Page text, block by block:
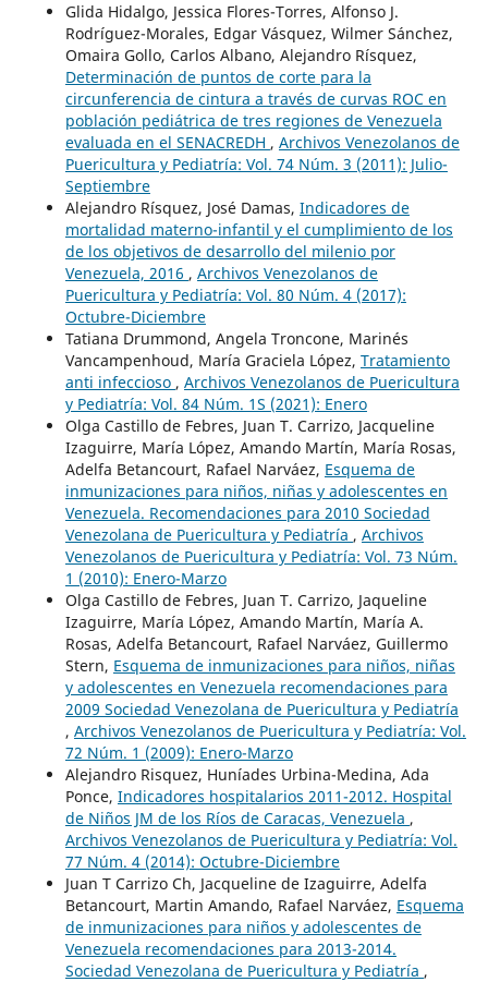
Glida Hidalgo, Jessica Flores-Torres, Alfonso J.
Rodríguez-Morales, Edgar Vásquez, Wilmer Sánchez,
Omaira Gollo, Carlos Albano, Alejandro Rísquez,
Determinación de puntos de corte para la
circunferencia de cintura a través de curvas ROC en
población pediátrica de tres regiones de Venezuela
evaluada en el SENACREDH , Archivos Venezolanos de
Puericultura y Pediatría: Vol. 74 Núm. 3 (2011): Julio-
Septiembre
Alejandro Rísquez, José Damas, Indicadores de
mortalidad materno-infantil y el cumplimiento de los
de los objetivos de desarrollo del milenio por
Venezuela, 2016 , Archivos Venezolanos de
Puericultura y Pediatría: Vol. 80 Núm. 4 (2017):
Octubre-Diciembre
Tatiana Drummond, Angela Troncone, Marinés
Vancampenhoud, María Graciela López, Tratamiento
anti infeccioso , Archivos Venezolanos de Puericultura
y Pediatría: Vol. 84 Núm. 1S (2021): Enero
Olga Castillo de Febres, Juan T. Carrizo, Jacqueline
Izaguirre, María López, Amando Martín, María Rosas,
Adelfa Betancourt, Rafael Narváez, Esquema de
inmunizaciones para niños, niñas y adolescentes en
Venezuela. Recomendaciones para 2010 Sociedad
Venezolana de Puericultura y Pediatría , Archivos
Venezolanos de Puericultura y Pediatría: Vol. 73 Núm.
1 (2010): Enero-Marzo
Olga Castillo de Febres, Juan T. Carrizo, Jaqueline
Izaguirre, María López, Amando Martín, María A.
Rosas, Adelfa Betancourt, Rafael Narváez, Guillermo
Stern, Esquema de inmunizaciones para niños, niñas
y adolescentes en Venezuela recomendaciones para
2009 Sociedad Venezolana de Puericultura y Pediatría
, Archivos Venezolanos de Puericultura y Pediatría: Vol.
72 Núm. 1 (2009): Enero-Marzo
Alejandro Risquez, Huníades Urbina-Medina, Ada
Ponce, Indicadores hospitalarios 2011-2012. Hospital
de Niños JM de los Ríos de Caracas, Venezuela ,
Archivos Venezolanos de Puericultura y Pediatría: Vol.
77 Núm. 4 (2014): Octubre-Diciembre
Juan T Carrizo Ch, Jacqueline de Izaguirre, Adelfa
Betancourt, Martin Amando, Rafael Narváez, Esquema
de inmunizaciones para niños y adolescentes de
Venezuela recomendaciones para 2013-2014.
Sociedad Venezolana de Puericultura y Pediatría ,